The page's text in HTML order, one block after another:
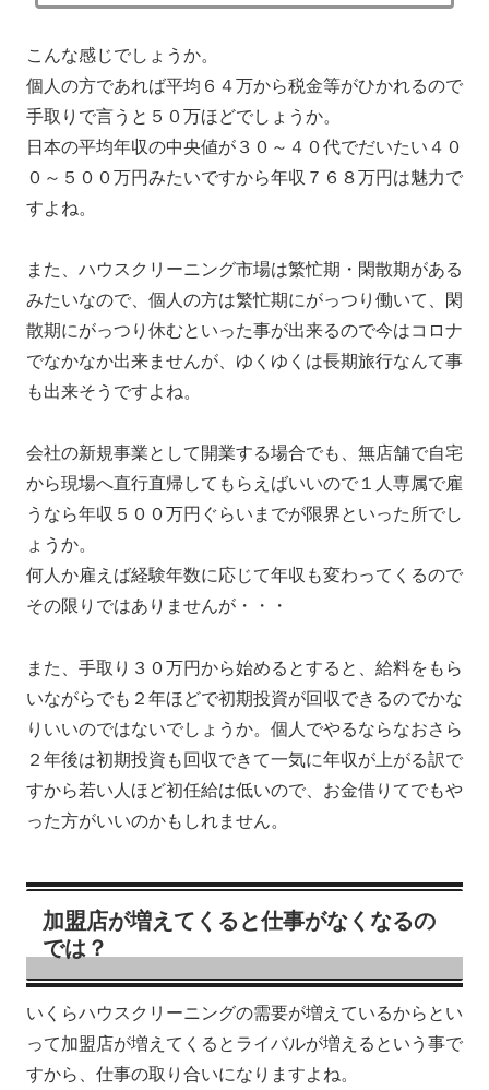
こんな感じでしょうか。
個人の方であれば平均６４万から税金等がひかれるので
手取りで言うと５０万ほどでしょうか。
日本の平均年収の中央値が３０～４０代でだいたい４０
０～５００万円みたいですから年収７６８万円は魅力で
すよね。
また、ハウスクリーニング市場は繁忙期・閑散期がある
みたいなので、個人の方は繁忙期にがっつり働いて、閑
散期にがっつり休むといった事が出来るので今はコロナ
でなかなか出来ませんが、ゆくゆくは長期旅行なんて事
も出来そうですよね。
会社の新規事業として開業する場合でも、無店舗で自宅
から現場へ直行直帰してもらえばいいので１人専属で雇
うなら年収５００万円ぐらいまでが限界といった所でし
ょうか。
何人か雇えば経験年数に応じて年収も変わってくるので
その限りではありませんが・・・
また、手取り３０万円から始めるとすると、給料をもら
いながらでも２年ほどで初期投資が回収できるのでかな
りいいのではないでしょうか。個人でやるならなおさら
２年後は初期投資も回収できて一気に年収が上がる訳で
すから若い人ほど初任給は低いので、お金借りてでもや
った方がいいのかもしれません。
加盟店が増えてくると仕事がなくなるの
では？
いくらハウスクリーニングの需要が増えているからとい
って加盟店が増えてくるとライバルが増えるという事で
すから、仕事の取り合いになりますよね。